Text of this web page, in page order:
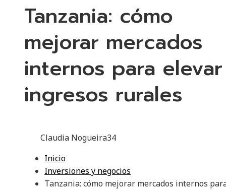
Tanzania: cómo
mejorar mercados
internos para elevar
ingresos rurales
Claudia Nogueira34
Inicio
Inversiones y negocios
Tanzania: cómo mejorar mercados internos